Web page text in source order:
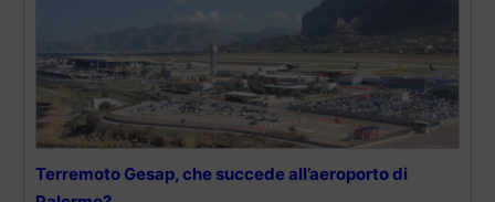
Terremoto Gesap, che succede all’aeroporto di